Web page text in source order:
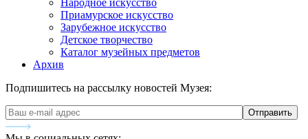
Приамурское искусство
Зарубежное искусство
Детское творчество
Каталог музейных предметов
Архив
Подпишитесь на рассылку новостей Музея: